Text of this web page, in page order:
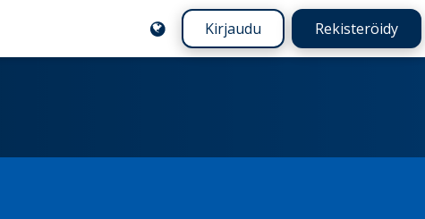
Kirjaudu Rekisteröidy